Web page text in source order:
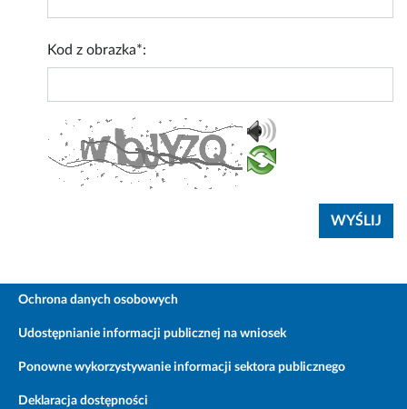
Kod z obrazka*:
Ochrona danych osobowych
Udostępnianie informacji publicznej na wniosek
Ponowne wykorzystywanie informacji sektora publicznego
Deklaracja dostępności